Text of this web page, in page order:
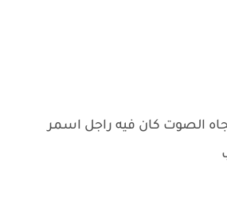
الصوت كان فيه راجل اسمر